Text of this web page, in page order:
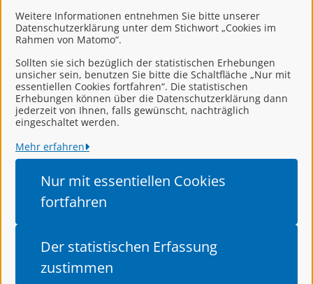
Weitere Informationen entnehmen Sie bitte unserer
Datenschutzerklärung unter dem Stichwort „Cookies im
Rahmen von Matomo“.
Sollten sie sich bezüglich der statistischen Erhebungen
unsicher sein, benutzen Sie bitte die Schaltfläche „Nur mit
essentiellen Cookies fortfahren“. Die statistischen
Erhebungen können über die Datenschutzerklärung dann
jederzeit von Ihnen, falls gewünscht, nachträglich
eingeschaltet werden.
Mehr erfahren
Nur mit essentiellen Cookies
fortfahren
Der statistischen Erfassung
zustimmen
Kontakt
Jagd, Waffen und Sprengstoff
Landkreis Leer
Alle Rechte vorbehalten
Datenschutzerklärung